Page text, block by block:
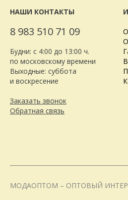
НАШИ КОНТАКТЫ
8 983 510 71 09
Будни: с 4:00 до 13:00 ч.
по московскому времени
Выходные: суббота
и воскресение
Заказать звонок
Обратная связь
МОДАОПТОМ – ОПТОВЫЙ